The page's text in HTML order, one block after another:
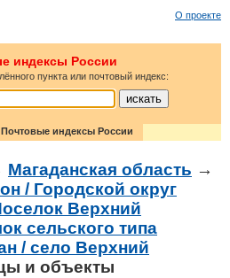
О проекте
индексы России
пункта или почтовый индекс:
Почтовые индексы России
Магаданская область →
/ Городской округ
Верхний
сельского типа
/ село Верхний
и объекты